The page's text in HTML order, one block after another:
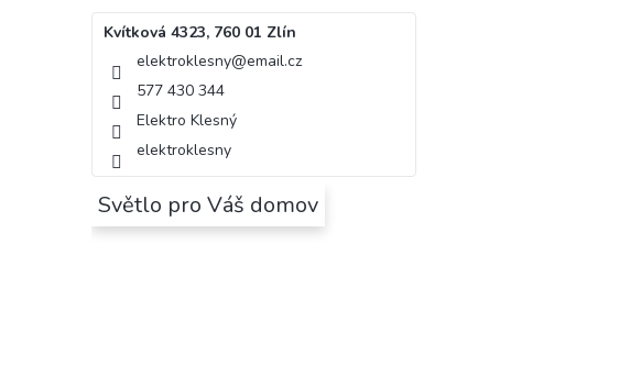
Kvítková 4323, 760 01 Zlín
elektroklesny@email.cz
577 430 344
Elektro Klesný
elektroklesny
Světlo pro Váš domov